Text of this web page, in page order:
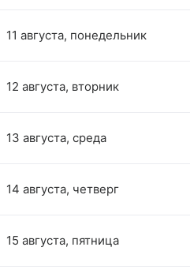
11 августа, понедельник
12 августа, вторник
13 августа, среда
14 августа, четверг
15 августа, пятница